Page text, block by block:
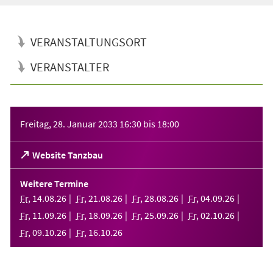
VERANSTALTUNGSORT
VERANSTALTER
Freitag, 28. Januar 2033 16:30 bis 18:00
Website Tanzbau
(Öffnet
in
einem
neuen
Tab)
Weitere Termine
Fr, 14.08.26 Fr, 21 .08.26 Fr, 28.08.26 Fr, 04.09.26
Fr, 11 .09.26 Fr, 18.09.26 Fr, 25.09.26 Fr, 02.10.26
Fr, 09.10.26 Fr, 16.10.26